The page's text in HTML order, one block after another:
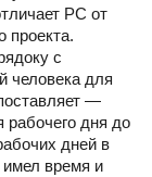
РС от
проекта.
с
человека для
—
рабочего дня до
дней в
имел время и